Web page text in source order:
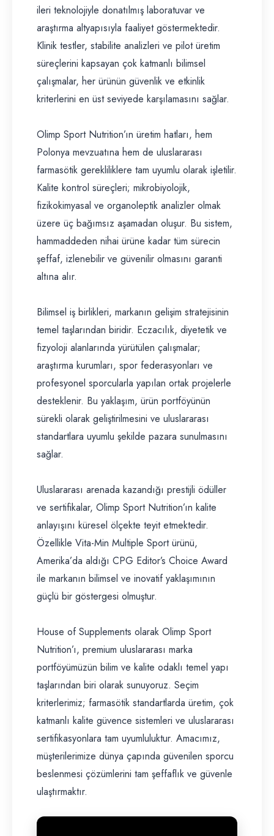
ileri teknolojiyle donatılmış laboratuvar ve
araştırma altyapısıyla faaliyet göstermektedir.
Klinik testler, stabilite analizleri ve pilot üretim
süreçlerini kapsayan çok katmanlı bilimsel
çalışmalar, her ürünün güvenlik ve etkinlik
kriterlerini en üst seviyede karşılamasını sağlar.
Olimp Sport Nutrition’ın üretim hatları, hem
Polonya mevzuatına hem de uluslararası
farmasötik gerekliliklere tam uyumlu olarak işletilir.
Kalite kontrol süreçleri; mikrobiyolojik,
fizikokimyasal ve organoleptik analizler olmak
üzere üç bağımsız aşamadan oluşur. Bu sistem,
hammaddeden nihai ürüne kadar tüm sürecin
şeffaf, izlenebilir ve güvenilir olmasını garanti
altına alır.
Bilimsel iş birlikleri, markanın gelişim stratejisinin
temel taşlarından biridir. Eczacılık, diyetetik ve
fizyoloji alanlarında yürütülen çalışmalar;
araştırma kurumları, spor federasyonları ve
profesyonel sporcularla yapılan ortak projelerle
desteklenir. Bu yaklaşım, ürün portföyünün
sürekli olarak geliştirilmesini ve uluslararası
standartlara uyumlu şekilde pazara sunulmasını
sağlar.
Uluslararası arenada kazandığı prestijli ödüller
ve sertifikalar, Olimp Sport Nutrition’ın kalite
anlayışını küresel ölçekte teyit etmektedir.
Özellikle Vita-Min Multiple Sport ürünü,
Amerika’da aldığı CPG Editor’s Choice Award
ile markanın bilimsel ve inovatif yaklaşımının
güçlü bir göstergesi olmuştur.
House of Supplements olarak Olimp Sport
Nutrition’ı, premium uluslararası marka
portföyümüzün bilim ve kalite odaklı temel yapı
taşlarından biri olarak sunuyoruz. Seçim
kriterlerimiz; farmasötik standartlarda üretim, çok
katmanlı kalite güvence sistemleri ve uluslararası
sertifikasyonlara tam uyumluluktur. Amacımız,
müşterilerimize dünya çapında güvenilen sporcu
beslenmesi çözümlerini tam şeffaflık ve güvenle
ulaştırmaktır.